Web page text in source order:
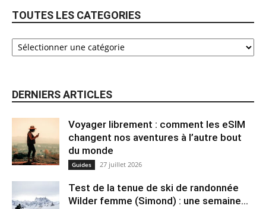
TOUTES LES CATEGORIES
DERNIERS ARTICLES
Voyager librement : comment les eSIM
changent nos aventures à l’autre bout
du monde
Guides 27 juillet 2026
Test de la tenue de ski de randonnée
Wilder femme (Simond) : une semaine...